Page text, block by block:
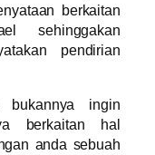
berkaitan
sehinggakan
pendirian
ingin
berkaitan hal
anda sebuah